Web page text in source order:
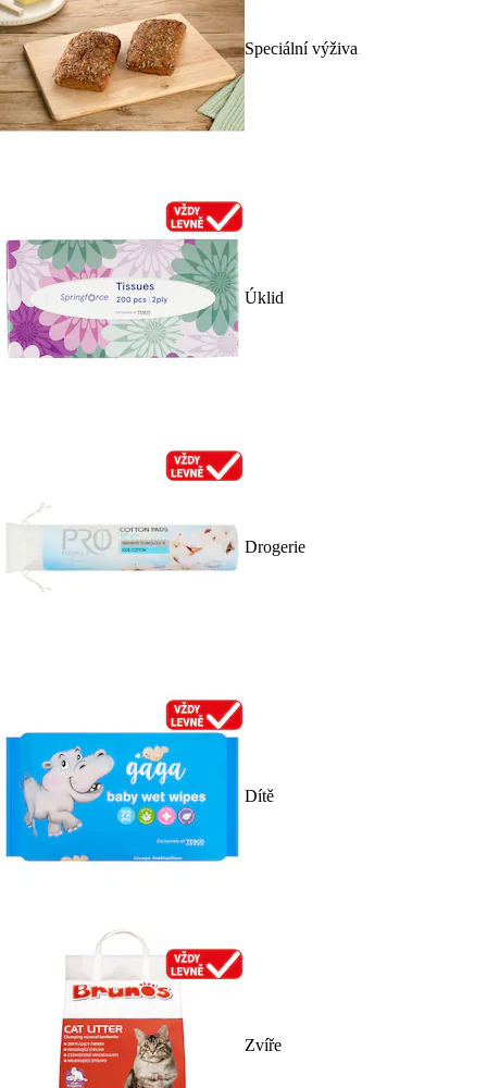
Speciální výživa
Úklid
Drogerie
Dítě
Zvíře